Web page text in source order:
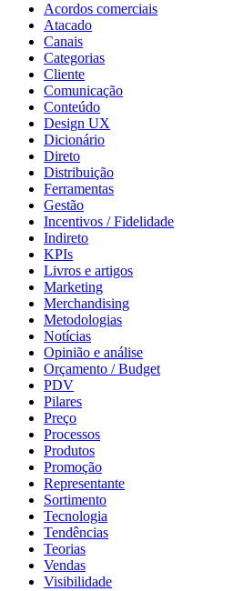
Acordos comerciais
Atacado
Canais
Categorias
Cliente
Comunicação
Conteúdo
Design UX
Dicionário
Direto
Distribuição
Ferramentas
Gestão
Incentivos / Fidelidade
Indireto
KPIs
Livros e artigos
Marketing
Merchandising
Metodologias
Notícias
Opinião e análise
Orçamento / Budget
PDV
Pilares
Preço
Processos
Produtos
Promoção
Representante
Sortimento
Tecnologia
Tendências
Teorias
Vendas
Visibilidade